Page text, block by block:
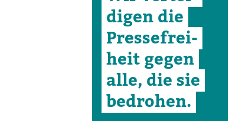
digen die
Pres­se­frei­
heit gegen
alle, die sie
bedrohen.